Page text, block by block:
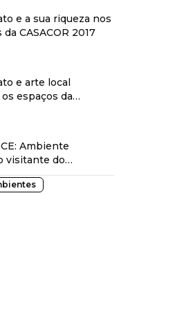
e a sua riqueza nos
CASACOR 2017
e arte local
espaços da
CE: Ambiente
visitante do
regional